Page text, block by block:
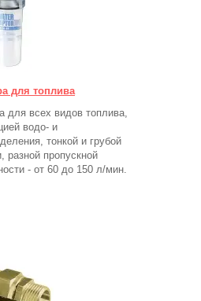
для топлива
для всех видов топлива,
водо- и
тонкой и грубой
разной пропускной
- от 60 до 150 л/мин